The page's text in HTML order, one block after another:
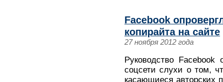
Facebook
копирайта на сайте
27 ноября 2012 года
Руководство Facebook
соцсети слухи о том,
касающиеся авторских